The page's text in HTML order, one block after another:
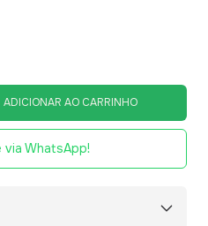
via WhatsApp!